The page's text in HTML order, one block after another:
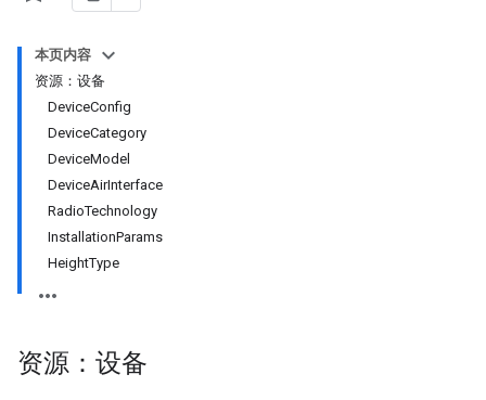
本页内容
资源：设备
DeviceConfig
DeviceCategory
DeviceModel
DeviceAirInterface
RadioTechnology
InstallationParams
HeightType
资源：设备